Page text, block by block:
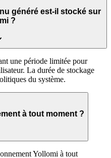
généré est-il stocké sur
?
une période limitée pour
La durée de stockage
du système.
à tout moment ?
Yollomi à tout